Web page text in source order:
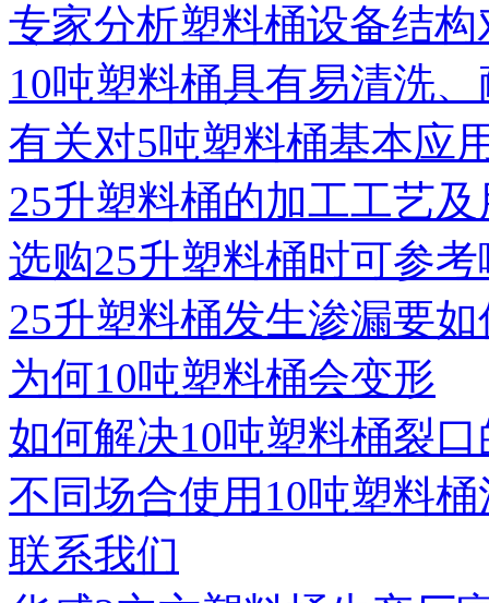
专家分析塑料桶设备结
10吨塑料桶具有易清洗
有关对5吨塑料桶基本应
25升塑料桶的加工工艺
选购25升塑料桶时可参
25升塑料桶发生渗漏要
为何10吨塑料桶会变形
如何解决10吨塑料桶裂
不同场合使用10吨塑料
联系我们